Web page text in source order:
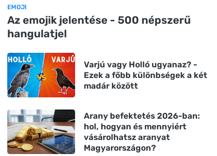
EMOJI
Az emojik jelentése - 500 népszerű
hangulatjel
Varjú vagy Holló ugyanaz? -
Ezek a főbb különbségek a két
madár között
Arany befektetés 2026-ban:
hol, hogyan és mennyiért
vásárolhatsz aranyat
Magyarországon?